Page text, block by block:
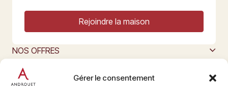
Gérer le consentement
Rejoindre la maison
NOS OFFRES
L’ART DU FROMAGE
Nous suivre